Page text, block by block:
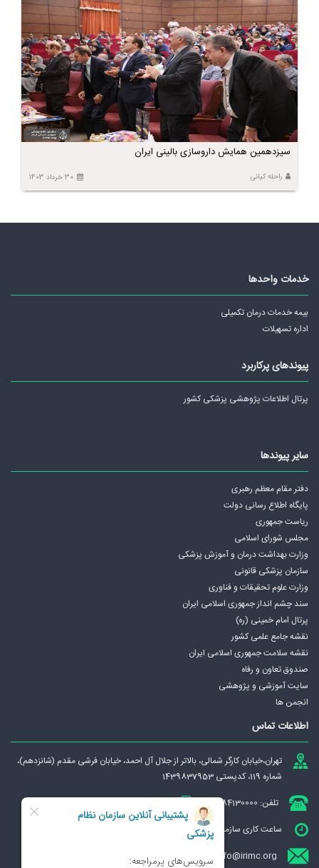
سیزدهمین همایش داروسازی بالینی ایران
راحله کیانی 30 خرداد 1403
خدمات واحدها
بیمه خدمات درمان تکمیلی
اداره تسهیلات
پیوندهای پرکاربرد
پرتال اطلاعات پژوهشی پزشکی کشور
سایر پیوندها
دفتر مقام معظم رهبری
پايگاه اطلاع رسانی دولت
ریاست جمهوری
مجلس شورای اسلامی
وزارت بهداشت درمان و آموزش پزشکی
سازمان پزشکی قانونی
وزارت علوم تحقیقات و فناوری
سند چشم انداز جمهوری اسلامی ايران
پرتال امام خمینی (ره)
نقشه جامع علمی كشور
نقشه سلامت جمهوری اسلامی ايران
صندوق تعاون و رفاه
سایت آموزشی و پژوهشی
انجمن ها
اطلاعات تماس
تهران،‌خيابان كارگر شمالی، بالاتر از جلال آل احمد، خيابان فرشی مقدم (شانزدهم)،
شماره 119، کدپستی 1439837953
تلفن: 84130000
ساعت کاری سازمان : شنبه تا چهارشنبه از ساعت 7:00 الی 13:00
info@irimc.org